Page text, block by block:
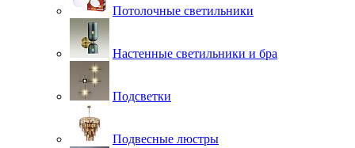
Потолочные светильники
Настенные светильники и бра
Подсветки
Подвесные люстры